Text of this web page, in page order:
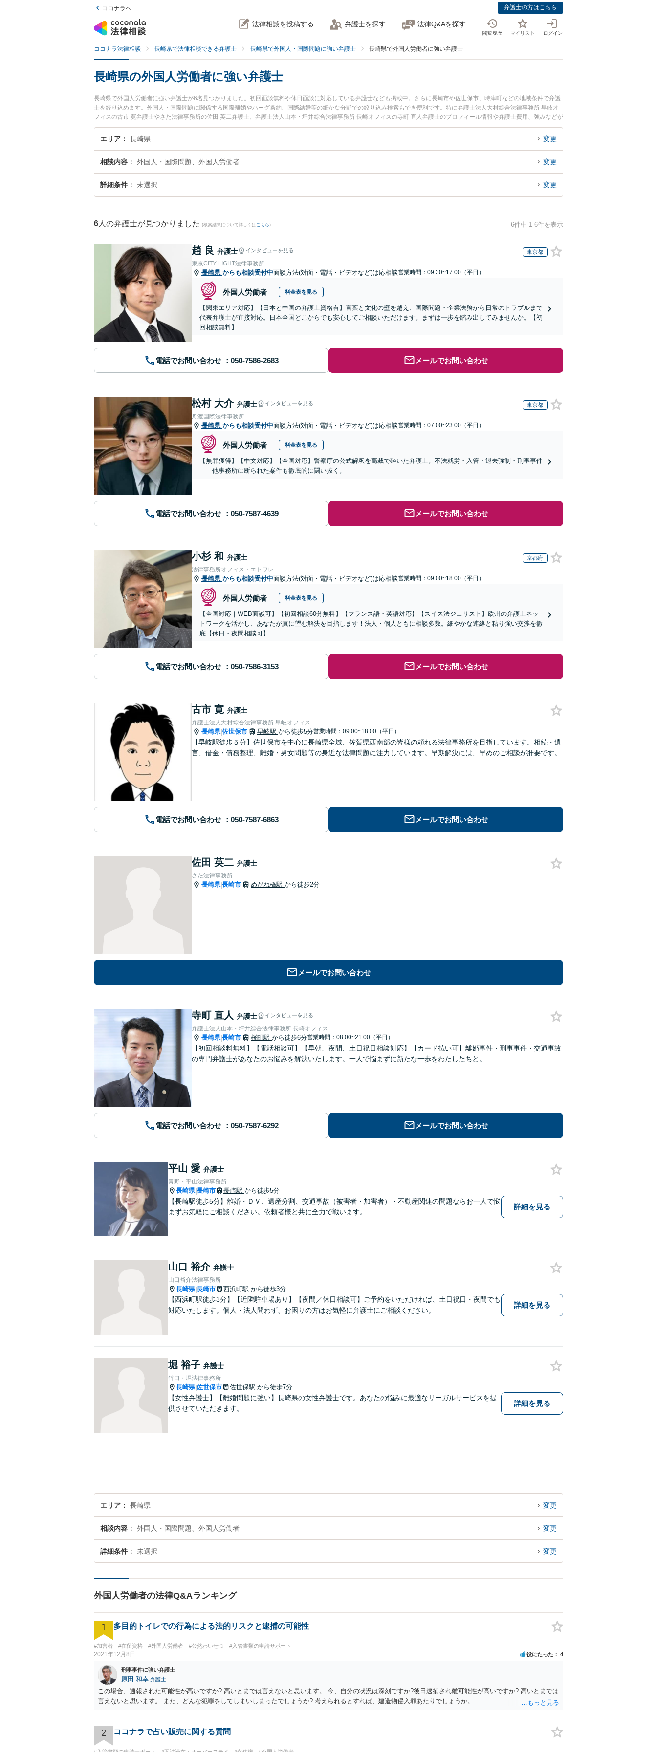
ココナラへ 弁護士の方はこちら
法律相談を投稿する 弁護士を探す 法律Q&Aを探す
閲覧履歴 マイリスト ログイン
ココナラ法律相談 長崎県で法律相談できる弁護士 長崎県で外国人・国際問題に強い弁護士 長崎県で外国人労働者に強い弁護士
長崎県の外国人労働者に強い弁護士
長崎県で外国人労働者に強い弁護士が6名見つかりました。初回面談無料や休日面談に対応している弁護士なども掲載中。さらに長崎市や佐世保市、時津町などの地域条件で弁護
士を絞り込めます。外国人・国際問題に関係する国際離婚やハーグ条約、国際結婚等の細かな分野での絞り込み検索もでき便利です。特に弁護士法人大村綜合法律事務所 早岐オ
フィスの古市 寛弁護士やさた法律事務所の佐田 英二弁護士、弁護士法人山本・坪井綜合法律事務所 長崎オフィスの寺町 直人弁護士のプロフィール情報や弁護士費用、強みなどが
注目されています。『長崎県で土日や夜間に発生した外国人労働者のトラブルを今すぐに弁護士に相談したい』『外国人労働者のトラブル解決の実績豊富な近くの弁護士を検索し
たい』『初回相談無料で外国人労働者を法律相談できる長崎県内の弁護士に相談予約したい』などでお困りの相談者さんにおすすめです。
エリア 長崎県 変更
相談内容 外国人・国際問題、外国人労働者 変更
詳細条件 未選択 変更
6 人の弁護士が見つかりました (検索結果について詳しくは こちら) 6件中 1-6件を表示
趙 良 弁護士 インタビューを見る 東京都
東京CITY LIGHT法律事務所
長崎県 からも相談受付中面談方法(対面・電話・ビデオなど)は応相談営業時間：09:30~17:00（平日）
外国人労働者 料金表を見る
【関東エリア対応】【日本と中国の弁護士資格有】言葉と文化の壁を越え、国際問題・企業法務から日常のトラブルまで
代表弁護士が直接対応。日本全国どこからでも安心してご相談いただけます。まずは一歩を踏み出してみませんか。【初
回相談無料】
電話でお問い合わせ メールでお問い合わせ
松村 大介 弁護士 インタビューを見る 東京都
舟渡国際法律事務所
長崎県 からも相談受付中面談方法(対面・電話・ビデオなど)は応相談営業時間：07:00~23:00（平日）
外国人労働者 料金表を見る
【無罪獲得】【中文対応】【全国対応】警察庁の公式解釈を高裁で砕いた弁護士。不法就労・入管・退去強制・刑事事件
——他事務所に断られた案件も徹底的に闘い抜く。
電話でお問い合わせ メールでお問い合わせ
小杉 和 弁護士 京都府
法律事務所オフィス・エトワレ
長崎県 からも相談受付中面談方法(対面・電話・ビデオなど)は応相談営業時間：09:00~18:00（平日）
外国人労働者 料金表を見る
【全国対応｜WEB面談可】【初回相談60分無料】【フランス語・英語対応】【スイス法ジュリスト】欧州の弁護士ネッ
トワークを活かし、あなたが真に望む解決を目指します！法人・個人ともに相談多数。細やかな連絡と粘り強い交渉を徹
底【休日・夜間相談可】
電話でお問い合わせ メールでお問い合わせ
古市 寛 弁護士
弁護士法人大村綜合法律事務所 早岐オフィス
長崎県|佐世保市 早岐駅 から徒歩5分営業時間：09:00~18:00（平日）
【早岐駅徒歩５分】佐世保市を中心に長崎県全域、佐賀県西南部の皆様の頼れる法律事務所を目指しています。相続・遺
言、借金・債務整理、離婚・男女問題等の身近な法律問題に注力しています。早期解決には、早めのご相談が肝要です。
電話でお問い合わせ メールでお問い合わせ
佐田 英二 弁護士
さた法律事務所
長崎県|長崎市 めがね橋駅 から徒歩2分
メールでお問い合わせ
寺町 直人 弁護士 インタビューを見る
弁護士法人山本・坪井綜合法律事務所 長崎オフィス
長崎県|長崎市 桜町駅 から徒歩6分営業時間：08:00~21:00（平日）
【初回相談料無料】【電話相談可】【早朝、夜間、土日祝日相談対応】【カード払い可】離婚事件・刑事事件・交通事故
の専門弁護士があなたのお悩みを解決いたします。一人で悩まずに新たな一歩をわたしたちと。
電話でお問い合わせ メールでお問い合わせ
平山 愛 弁護士
青野・平山法律事務所
長崎県|長崎市 長崎駅 から徒歩5分
【長崎駅徒歩5分】離婚・ＤＶ、遺産分割、交通事故（被害者・加害者）・不動産関連の問題ならお一人で悩
まずお気軽にご相談ください。依頼者様と共に全力で戦います。
詳細を見る
山口 裕介 弁護士
山口裕介法律事務所
長崎県|長崎市 西浜町駅 から徒歩3分
【西浜町駅徒歩3分】【近隣駐車場あり】【夜間／休日相談可】ご予約をいただければ、土日祝日・夜間でも
対応いたします。個人・法人問わず、お困りの方はお気軽に弁護士にご相談ください。
詳細を見る
堀 裕子 弁護士
竹口・堀法律事務所
長崎県|佐世保市 佐世保駅 から徒歩7分
【女性弁護士】【離婚問題に強い】長崎県の女性弁護士です。あなたの悩みに最適なリーガルサービスを提
供させていただきます。
詳細を見る
エリア 長崎県 変更
相談内容 外国人・国際問題、外国人労働者 変更
詳細条件 未選択 変更
外国人労働者の法律Q&Aランキング
1 多目的トイレでの行為による法的リスクと逮捕の可能性
#加害者 #在留資格 #外国人労働者 #公然わいせつ #入管書類の申請サポート
2021年12月8日 役にたった 4
刑事事件に強い弁護士
原田 和幸 弁護士
この場合、通報された可能性が高いですか? 高いとまでは言えないと思います。 今、自分の状況は深刻ですか?後日逮捕され離可能性が高いですか? 高いとまでは
言えないと思います。 また、どんな犯罪をしてしまいしまったでしょうか? 考えられるとすれば、建造物侵入罪あたりでしょうか。
2 ココナラで占い販売に関する質問